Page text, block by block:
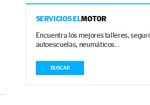
SERVICIOS ELMOTOR
Encuentra los mejores talleres,
autoescuelas, neumáticos…
BUSCAR